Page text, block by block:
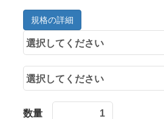
規格の詳細
数量